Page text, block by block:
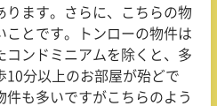
ります。さらに、こちらの物
ことです。トンローの物件は
コンドミニアムを除くと、多
10分以上のお部屋が殆どで
件も多いですがこちらのよう